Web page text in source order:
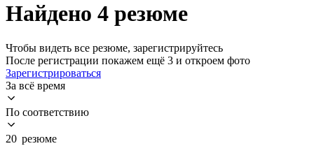
Найдено 4 резюме
Чтобы видеть все резюме, зарегистрируйтесь
После регистрации покажем ещё 3 и откроем фото
Зарегистрироваться
За всё время
По соответствию
20 резюме